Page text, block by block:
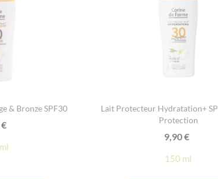
& Bronze SPF30
€
Lait Protecteur Hydratation+
Protection
9,90€
150 ml